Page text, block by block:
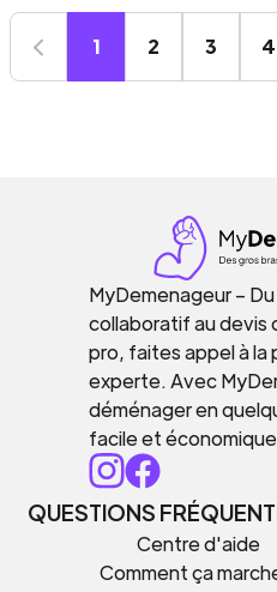
1 2 3 4
MyDemenageur –
collaboratif au devis
pro, faites appel à la
experte. Avec
déménager en
facile et
QUESTIONS
Centre d'aide
Comment ça